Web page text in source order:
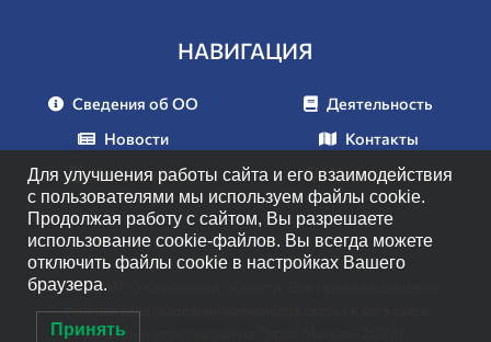
НАВИГАЦИЯ
Сведения об ОО
Новости
Документы
Деятельность
Контакты
Мероприятия
© 2026 ИРО Кировской области. Все права защищены.
Условия использования материалов сайта
Дизайн и верстка сайта: Горев Максим 2026г.
Для улучшения работы сайта и его взаимодействия
с пользователями мы используем файлы cookie.
Продолжая работу с сайтом, Вы разрешаете
использование cookie-файлов. Вы всегда можете
отключить файлы cookie в настройках Вашего
браузера.
Принять